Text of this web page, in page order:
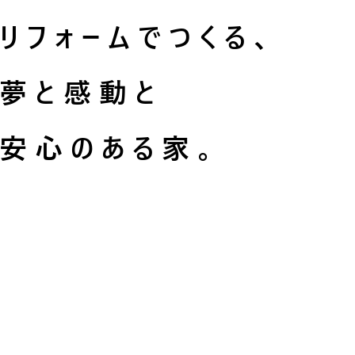
リフォームでつくる、
夢と感動と
安心のある家。